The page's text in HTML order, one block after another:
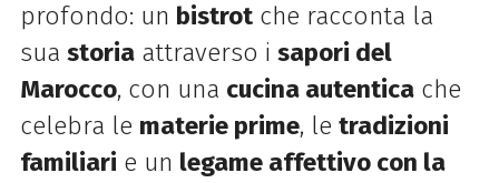
profondo: un bistrotche racconta la
sua storiaattraverso i sapori del
Marocco, con una cucina autenticache
celebra le materie prime, le tradizioni
familiari e un legame affettivo con la